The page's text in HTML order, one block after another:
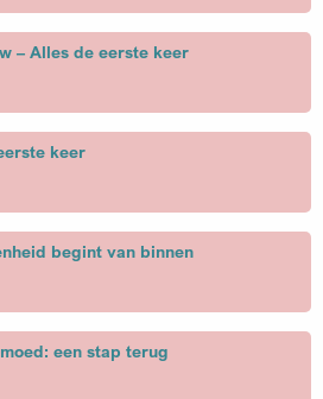
– Alles de eerste keer
keer
begint van binnen
een stap terug